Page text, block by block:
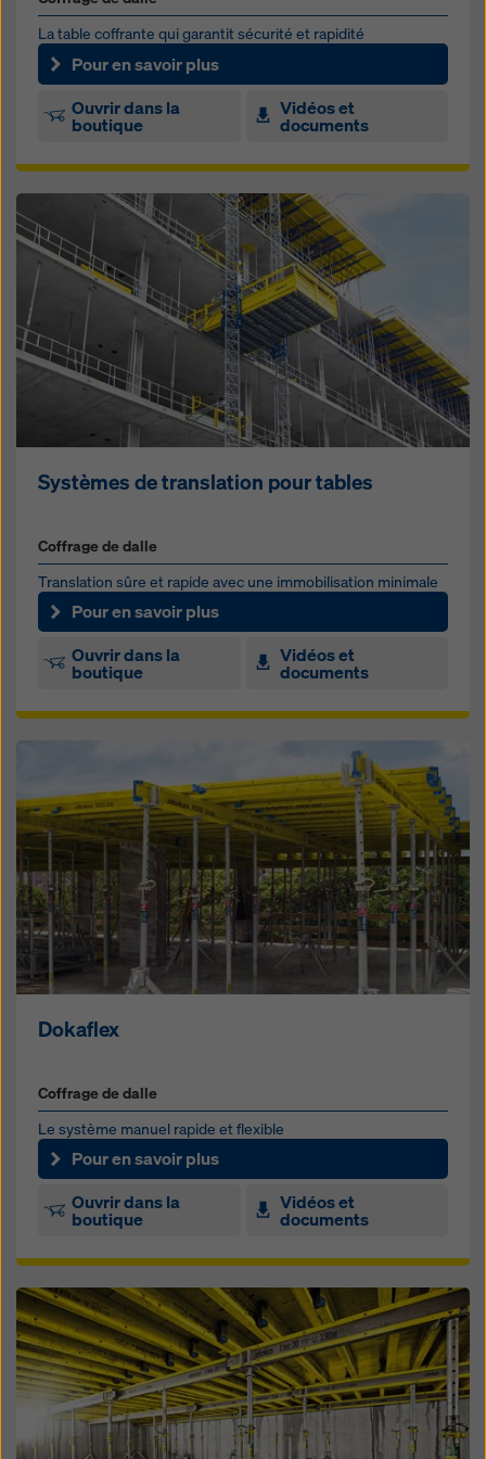
La table coffrante qui garantit sécurité et rapidité
Pour en savoir plus
Ouvrir dans la
boutique
Vidéos et
documents
Systèmes de translation pour tables
Coffrage de dalle
Translation sûre et rapide avec une immobilisation minimale
de la grue
Pour en savoir plus
Ouvrir dans la
boutique
Vidéos et
documents
Dokaflex
Coffrage de dalle
Le système manuel rapide et flexible
Pour en savoir plus
Ouvrir dans la
boutique
Vidéos et
documents